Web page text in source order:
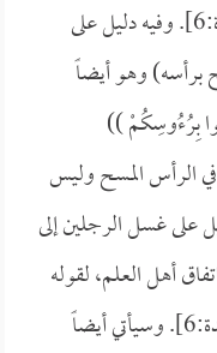
وُجُوهَكُمْ وَأَيْدِيَكُمْ إِلَى الْمَرَافِقِ ))[المائدة:6]. وفيه دليل على
وهو أيضاً
بِرُءُوسِكُمْ ))
في الرأس المسح وليس
على غسل الرجلين إلى
أهل العلم، لقوله
وَأَرْجُلَكُمْ إِلَى الْكَعْبَيْنِ ))[المائدة:6]. وسيأتي أيضاً